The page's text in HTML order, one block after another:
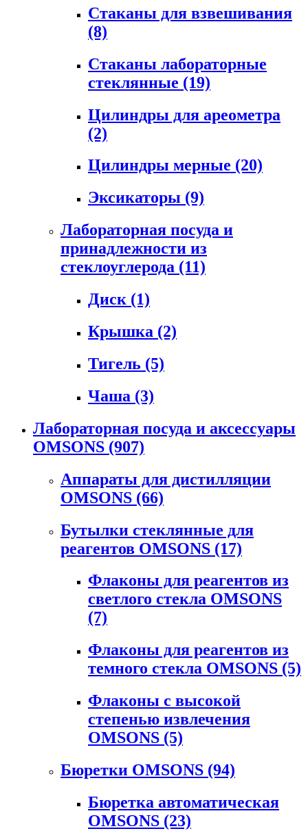
Стаканы для взвешивания
(8)
Стаканы лабораторные
стеклянные (19)
Цилиндры для ареометра
(2)
Цилиндры мерные (20)
Эксикаторы (9)
Лабораторная посуда и
принадлежности из
стеклоуглерода (11)
Диск (1)
Крышка (2)
Тигель (5)
Чаша (3)
Лабораторная посуда и аксессуары
OMSONS (907)
Аппараты для дистилляции
OMSONS (66)
Бутылки стеклянные для
реагентов OMSONS (17)
Флаконы для реагентов из
светлого стекла OMSONS
(7)
Флаконы для реагентов из
темного стекла OMSONS (5)
Флаконы с высокой
степенью извлечения
OMSONS (5)
Бюретки OMSONS (94)
Бюретка автоматическая
OMSONS (23)